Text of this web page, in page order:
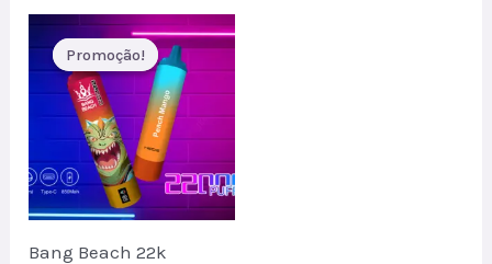
Promoção!
Promoção!
Bang Beach 22k